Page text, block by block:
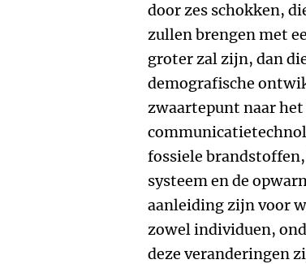
door zes schokken,
zullen brengen met
groter zal zijn, dan
demografische
zwaartepunt naar
fossiele
systeem en de
aanleiding zijn voor
zowel individuen,
deze veranderingen